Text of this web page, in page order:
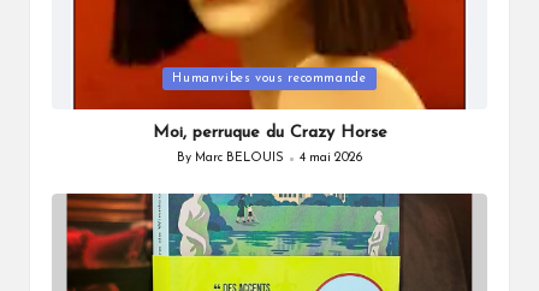
Humanvibes vous recommande
Moi, perruque du Crazy Horse
Posted
By Marc BELOUIS 4 mai 2026